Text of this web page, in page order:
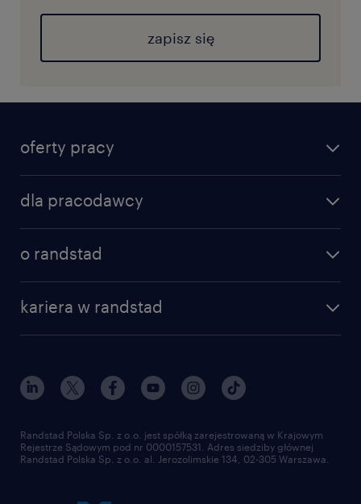
zapisz się
oferty pracy
dla pracodawcy
o randstad
kariera w randstad
Randstad Polska Sp. z o.o. jest spółką zarejestrowaną w Krajowym
Rejestrze Sądowym pod nr 0000157531. Adres siedziby głównej
Randstad Polska Sp. z o.o. al. Jerozolimskie 134, 02-305 Warszawa.